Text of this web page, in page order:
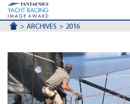
ACCUEILARCHIVES 2016